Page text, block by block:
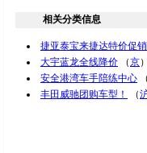
相关分类信息
捷亚泰宝来捷达特价促销
大宇蓝龙全线降价 （京
安全港湾车手陪练中心
丰田威驰团购车型！
（